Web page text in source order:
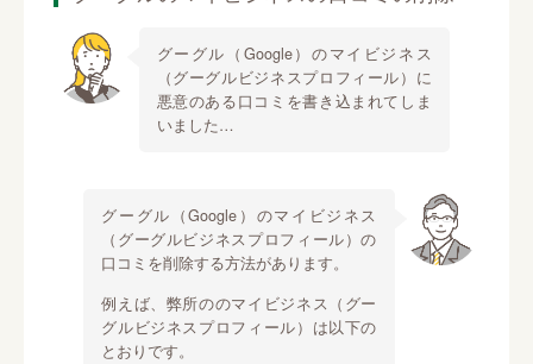
グーグル（Google）のマイビジネス
（グーグルビジネスプロフィール）に
悪意のある口コミを書き込まれてしま
いました…
グーグル（Google）のマイビジネス
（グーグルビジネスプロフィール）の
口コミを削除する方法があります。
例えば、弊所ののマイビジネス（グー
グルビジネスプロフィール）は以下の
とおりです。